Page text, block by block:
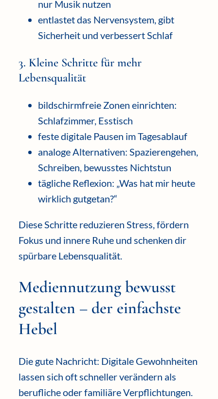
nur Musik nutzen
entlastet das Nervensystem, gibt
Sicherheit und verbessert Schlaf
3. Kleine Schritte für mehr
Lebensqualität
bildschirmfreie Zonen einrichten:
Schlafzimmer, Esstisch
feste digitale Pausen im Tagesablauf
analoge Alternativen: Spazierengehen,
Schreiben, bewusstes Nichtstun
tägliche Reflexion: „Was hat mir heute
wirklich gutgetan?“
Diese Schritte reduzieren Stress, fördern
Fokus und innere Ruhe und schenken dir
spürbare Lebensqualität.
Mediennutzung bewusst
gestalten – der einfachste
Hebel
Die gute Nachricht: Digitale Gewohnheiten
lassen sich oft schneller verändern als
berufliche oder familiäre Verpflichtungen.